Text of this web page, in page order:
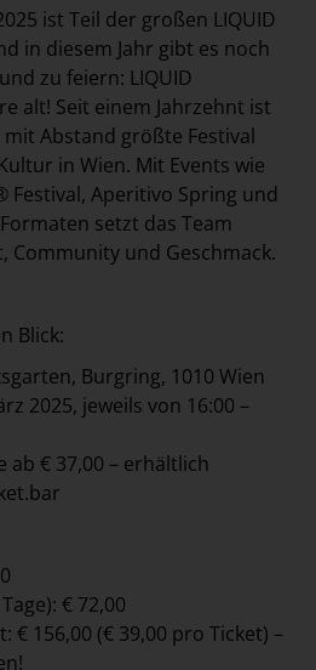
ist Teil der großen LIQUID
in diesem Jahr gibt es noch
zu feiern: LIQUID
alt! Seit einem Jahrzehnt ist
mit Abstand größte Festival
in Wien. Mit Events wie
Festival, Aperitivo Spring und
setzt das Team
Community und Geschmack.
Blick:
Burgring, 1010 Wien
2025, jeweils von 16:00 –
ab € 37,00 – erhältlich
€ 72,00
€ 156,00 (€ 39,00 pro Ticket) –